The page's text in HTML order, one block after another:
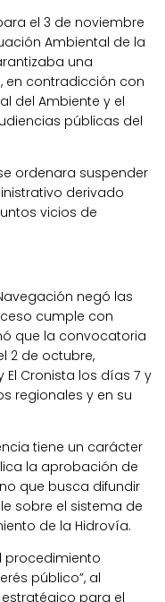
el 3 de noviembre
Ambiental de la
una
en contradicción con
del Ambiente y el
públicas del
ordenara suspender
derivado
vicios de
negó las
cumple con
que la convocatoria
2 de octubre,
El Cronista los días 7 y
regionales y en su
tiene un carácter
la aprobación de
que busca difundir
sobre el sistema de
de la Hidrovía.
procedimiento
público”, al
para el